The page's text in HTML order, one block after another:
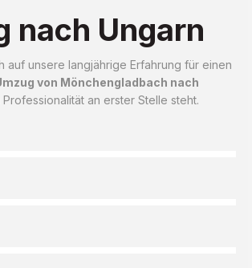
nach Ungarn
auf unsere langjährige Erfahrung für einen
von Mönchengladbach nach
Professionalität an erster Stelle steht.